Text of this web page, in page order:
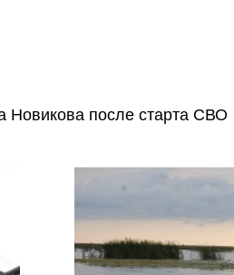
Новикова после старта СВО